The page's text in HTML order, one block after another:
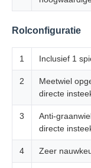
Rolconfiguratie
1 Inclusief 1
2
Meetwiel
directe
3
Anti-
directe
4 Zeer